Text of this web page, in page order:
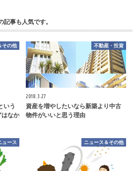
記事も人気です。
その他
いう
はなか
不動産・投資
2018.3.27
資産を増やしたいなら新築より中古
物件がいいと思う理由
ュース ニュース＆その他